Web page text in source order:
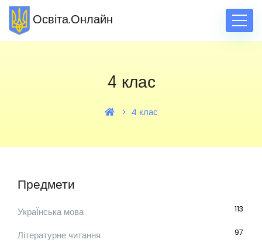
Освіта.Онлайн
4 клас
4 клас
Предмети
УкраЇнська мова 113
Літературне читання 97